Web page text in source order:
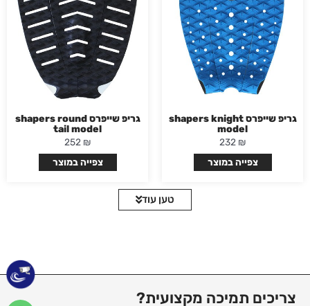
גריפ שייפרס shapers knight
model
₪
צפייה במוצר
גריפ שייפרס shapers round
tail model
₪
צפייה במוצר
טען עוד
צריכים תמיכה מקצועית?